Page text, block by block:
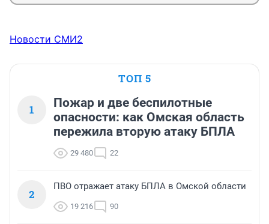
Новости СМИ2
ТОП 5
1
Пожар и две беспилотные
опасности: как Омская область
пережила вторую атаку БПЛА
29 480 22
2
ПВО отражает атаку БПЛА в Омской области
19 216 90